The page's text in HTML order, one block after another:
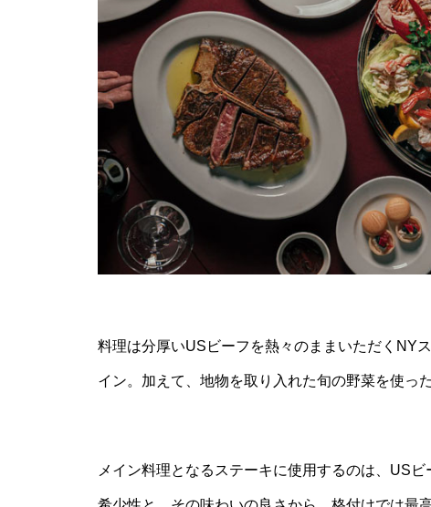
料理は分厚いUSビーフを熱々のままいただくNY
イン。加えて、地物を取り入れた旬の野菜を使っ
メイン料理となるステーキに使用するのは、US